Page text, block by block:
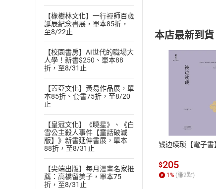
【橡樹林文化】一行禪師百歲
誕辰紀念書展，單本85折，
至8/22止
【校園書房】AI世代的職場大
人學！新書$250、單本88
折，至8/31止
【蓋亞文化】黃易作品展，單
本85折、套書75折，至8/20
止
【皇冠文化】《曉星》、《白
雪公主殺人事件【童話破滅
版】》新書延伸書展，單本
88折，至8/31止
【尖端出版】每月漫畫名家推
薦：高橋留美子，單本75
折，至8/31止
付款
ATM轉帳、
本店最新到貨
钱边续琐【電子書
$205
1 % (賺2點)